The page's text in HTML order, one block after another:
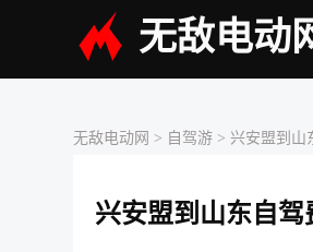
无敌电动
无敌电动网 > 自驾游 > 兴安盟到山
兴安盟到山东自